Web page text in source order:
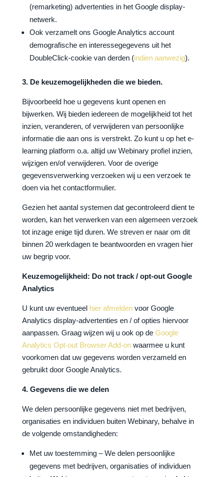
(remarketing) advertenties in het Google display-
netwerk.
Ook verzamelt ons Google Analytics account
demografische en interessegegevens uit het
DoubleClick-cookie van derden (indien aanwezig).
3. De keuzemogelijkheden die we bieden.
Bijvoorbeeld hoe u gegevens kunt openen en
bijwerken. Wij bieden iedereen de mogelijkheid tot het
inzien, veranderen, of verwijderen van persoonlijke
informatie die aan ons is verstrekt. Zo kunt u op het e-
learning platform o.a. altijd uw Webinary profiel inzien,
wijzigen en/of verwijderen. Voor de overige
gegevensverwerking verzoeken wij u een verzoek te
doen via het contactformulier.
Gezien het aantal systemen dat gecontroleerd dient te
worden, kan het verwerken van een algemeen verzoek
tot inzage enige tijd duren. We streven er naar om dit
binnen 20 werkdagen te beantwoorden en vragen hier
uw begrip voor.
Keuzemogelijkheid: Do not track / opt-out Google
Analytics
U kunt uw eventueel hier afmeldenvoor Google
Analytics display-advertenties en / of opties hiervoor
aanpassen. Graag wijzen wij u ook op de Google
Analytics Opt-out Browser Add-onwaarmee u kunt
voorkomen dat uw gegevens worden verzameld en
gebruikt door Google Analytics.
4. Gegevens die we delen
We delen persoonlijke gegevens niet met bedrijven,
organisaties en individuen buiten Webinary, behalve in
de volgende omstandigheden:
Met uw toestemming – We delen persoonlijke
gegevens met bedrijven, organisaties of individuen